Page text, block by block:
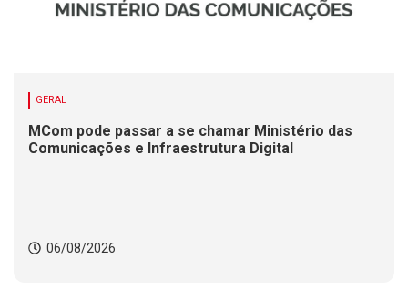
GERAL
MCom pode passar a se chamar Ministério das
Comunicações e Infraestrutura Digital
06/08/2026